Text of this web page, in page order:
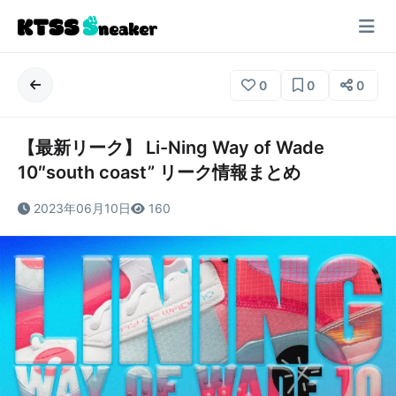
0 0 0
【最新リーク】 Li-Ning Way of Wade
10″south coast” リーク情報まとめ
2023年06月10日 160